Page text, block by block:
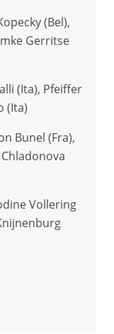
(Bel),
Gerritse
(Ita), Pfeiffer
(Ita)
Bunel (Fra),
Vollering